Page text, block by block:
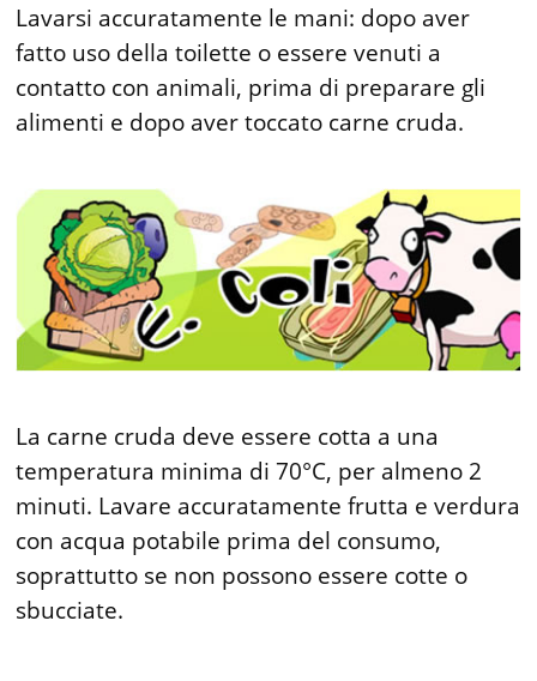
Lavarsi accuratamente le mani: dopo aver
fatto uso della toilette o essere venuti a
contatto con animali, prima di preparare gli
alimenti e dopo aver toccato carne cruda.
La carne cruda deve essere cotta a una
temperatura minima di 70°C, per almeno 2
minuti. Lavare accuratamente frutta e verdura
con acqua potabile prima del consumo,
soprattutto se non possono essere cotte o
sbucciate.